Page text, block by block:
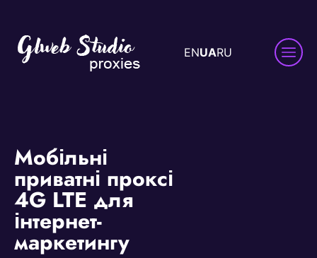
ENUARU
Мобільні
приватні проксі
4G LTE для
інтернет-
маркетингу